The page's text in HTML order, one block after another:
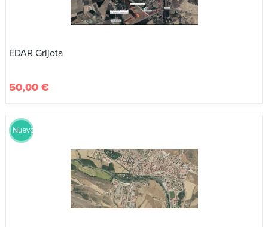
EDAR Grijota
50,00 €
Nuevo